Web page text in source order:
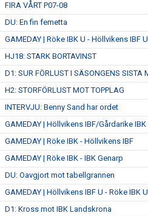
FIRA VÅRT P07-08
DU: En fin femetta
GAMEDAY | Röke IBK U - Höllvikens IBF U
HJ18: STARK BORTAVINST
D1: SUR FÖRLUST I SÄSONGENS SISTA
H2: STORFÖRLUST MOT TOPPLAG
INTERVJU: Benny Sand har ordet
GAMEDAY | Höllvikens IBF/Gårdarike IBK
GAMEDAY | Röke IBK - Höllvikens IBF
GAMEDAY | Röke IBK - IBK Genarp
DU: Oavgjort mot tabellgrannen
GAMEDAY | Höllvikens IBF U - Röke IBK U
D1: Kross mot IBK Landskrona